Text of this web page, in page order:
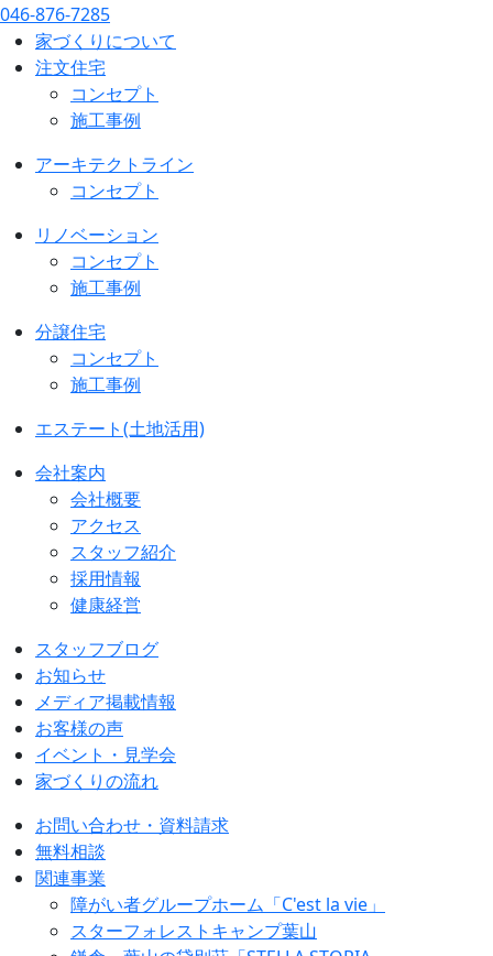
046-876-7285
家づくりについて
注文住宅
コンセプト
施工事例
アーキテクトライン
コンセプト
リノベーション
コンセプト
施工事例
分譲住宅
コンセプト
施工事例
エステート(土地活用)
会社案内
会社概要
アクセス
スタッフ紹介
採用情報
健康経営
スタッフブログ
お知らせ
メディア掲載情報
お客様の声
イベント・見学会
家づくりの流れ
お問い合わせ・資料請求
無料相談
関連事業
障がい者グループホーム「C'est la vie」
スターフォレストキャンプ葉山